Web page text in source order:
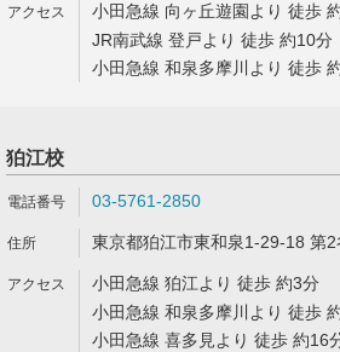
小田急線 向ヶ丘遊園より 徒歩
JR南武線 登戸より 徒歩 約10分
小田急線 和泉多摩川より 徒歩
狛江校
03-5761-2850
東京都狛江市東和泉1-29-18 第
小田急線 狛江より 徒歩 約3分
小田急線 和泉多摩川より 徒歩
小田急線 喜多見より 徒歩 約16